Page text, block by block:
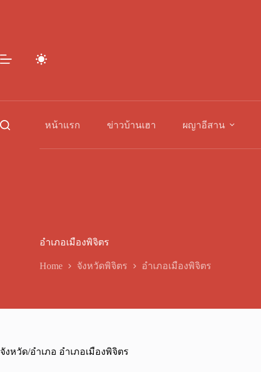
หน้าแรก ข่าวบ้านเฮา ผญาอีสาน
อำเภอเมืองพิจิตร
Home จังหวัดพิจิตร อำเภอเมืองพิจิตร
จังหวัด/อำเภอ อำเภอเมืองพิจิตร